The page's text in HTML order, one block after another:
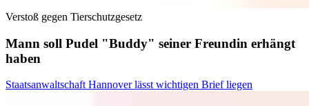
Verstoß gegen Tierschutzgesetz
Mann soll Pudel "Buddy" seiner Freundin erhängt
haben
Staatsanwaltschaft Hannover lässt wichtigen Brief liegen